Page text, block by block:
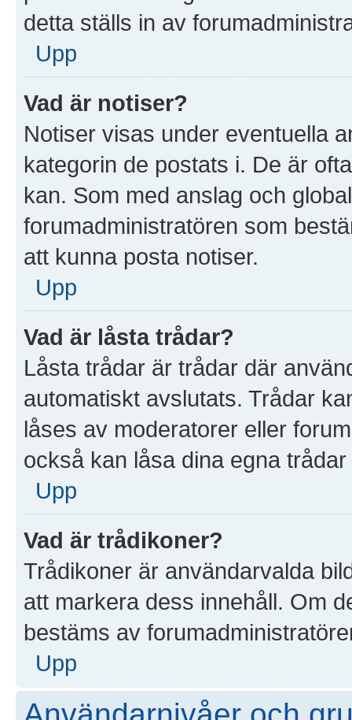
detta ställs in av
Upp
Vad är notiser?
Notiser visas under eventuella
kategorin de postats i. De är
kan. Som med anslag och
forumadministratören som
att kunna posta notiser.
Upp
Vad är låsta trådar?
Låsta trådar är trådar där
automatiskt avslutats. Trådar
låses av moderatorer eller
också kan låsa dina egna
Upp
Vad är trådikoner?
Trådikoner är användarvalda
att markera dess innehåll. Om
bestäms av
Upp